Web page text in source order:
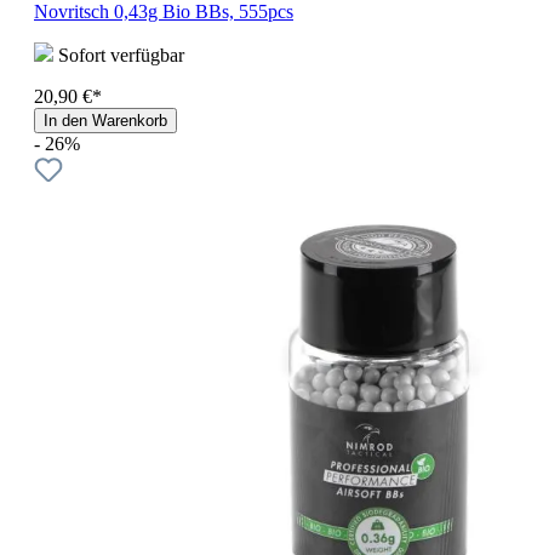
Novritsch 0,43g Bio BBs, 555pcs
Sofort verfügbar
20,90 €*
In den Warenkorb
- 26%